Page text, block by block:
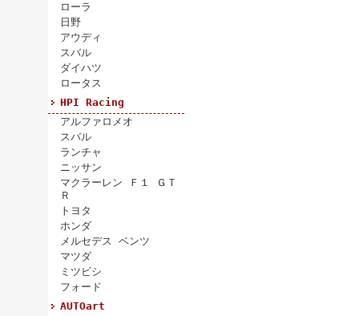
ローラ
日野
アウディ
スバル
ダイハツ
ロータス
HPI Racing
アルファロメオ
スバル
ランチャ
ニッサン
マクラーレン Ｆ１ ＧＴ
Ｒ
トヨタ
ホンダ
メルセデス ベンツ
マツダ
ミツビシ
フォード
AUTOart